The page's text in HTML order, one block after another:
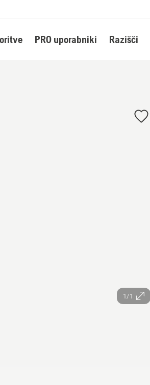
PRO uporabniki Razišči
1/1